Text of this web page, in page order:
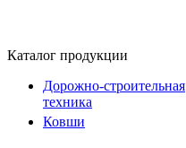
Каталог продукции
Дорожно-строительная
техника
Ковши